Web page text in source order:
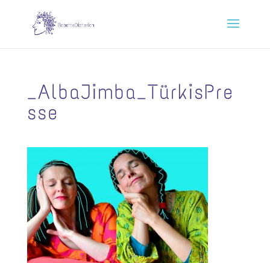
_AlbaJimba_TürkisPre
sse